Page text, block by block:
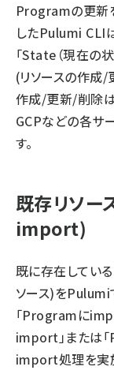
Programの更新
したPulumi CLI
「State（現在の
(リソースの作成/
作成/更新/削除
GCPなどの各サ
す。
既存リソ
import)
既に存在している
ソース)をPulumi
「Programに
import」または
import処理を実